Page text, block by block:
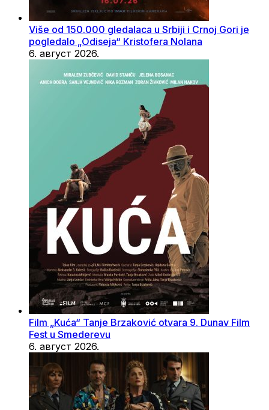
Više od 150.000 gledalaca u Srbiji i Crnoj Gori je
pogledalo „Odiseja“ Kristofera Nolana
6. август 2026.
Film „Kuća“ Tanje Brzaković otvara 9. Dunav Film
Fest u Smederevu
6. август 2026.